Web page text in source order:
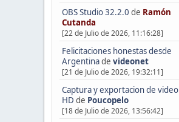
OBS Studio 32.2.0 de Ramón
Cutanda
[22 de Julio de 2026, 11:16:28]
Felicitaciones honestas desde
Argentinade videonet
[21 de Julio de 2026, 19:32:11]
Captura y exportacion de video
HD de Poucopelo
[18 de Julio de 2026, 13:56:42]